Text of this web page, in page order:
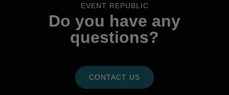
EVENT REPUBLIC
Do you have any
questions?
CONTACT US